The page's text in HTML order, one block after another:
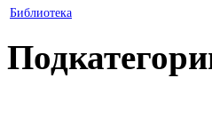
Библиотека